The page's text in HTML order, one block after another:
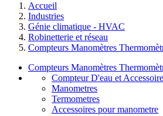
Accueil
Industries
Génie climatique - HVAC
Robinetterie et réseau
Compteurs Manomètres
Compteurs Manomètres
Compteur D'eau et
Manometres
Termometres
Accessoires pour manometre